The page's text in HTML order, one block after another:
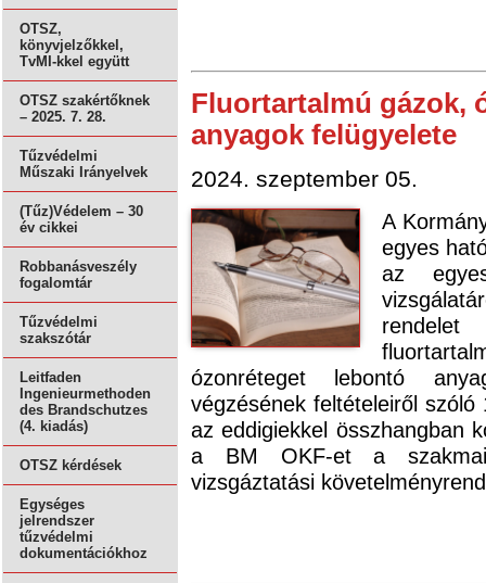
OTSZ,
könyvjelzőkkel,
TvMI-kkel együtt
OTSZ szakértőknek
– 2025. 7. 28.
Tűzvédelmi
Műszaki Irányelvek
(Tűz)Védelem – 30
év cikkei
Robbanásveszély
fogalomtár
Tűzvédelmi
szakszótár
Leitfaden
Ingenieurmethoden
des Brandschutzes
(4. kiadás)
OTSZ kérdések
Egységes
jelrendszer
tűzvédelmi
dokumentációkhoz
Fluortartalmú gázok,
anyagok felügyelete
2024. szeptember 05.
A
egyes
az
ózonréteget lebontó
végzésének feltételeiről
az eddigiekkel összhangban
a BM OKF-et a
vizsgáztatási